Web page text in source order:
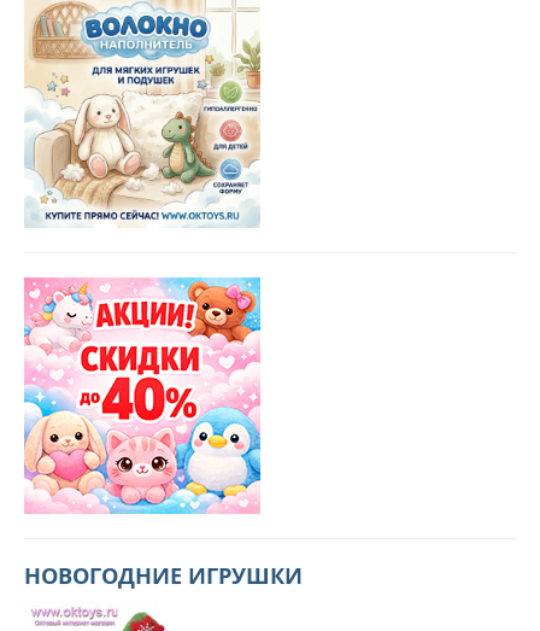
НОВОГОДНИЕ ИГРУШКИ